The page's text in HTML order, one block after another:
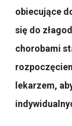
obiecujące
się do
chorobami
lekarzem,